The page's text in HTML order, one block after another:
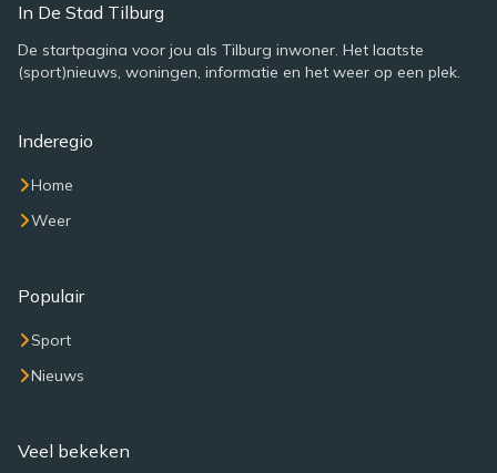
In De Stad Tilburg
De startpagina voor jou als Tilburg inwoner. Het laatste
(sport)nieuws, woningen, informatie en het weer op een plek.
Inderegio
Home
Weer
Populair
Sport
Nieuws
Veel bekeken